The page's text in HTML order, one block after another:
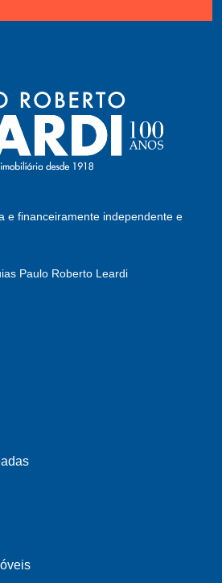
e financeiramente independente e
Paulo Roberto Leardi